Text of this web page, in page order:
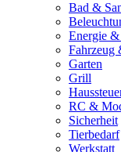
Bad &
Energie
Fahrzeug
Garten
Grill
RC &
Sicherheit
Tierbedarf
Werkstatt